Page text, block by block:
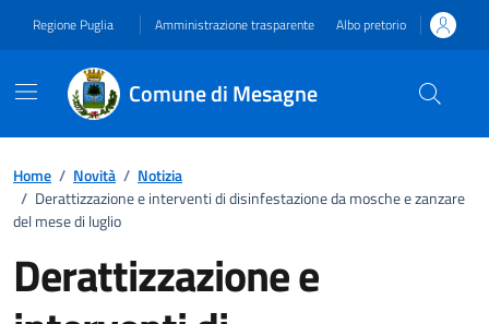
Regione Puglia Amministrazione trasparente Albo pretorio
Comune di Mesagne
Home / Novità / Notizia
/ Derattizzazione e interventi di disinfestazione da mosche e zanzare
del mese di luglio
Derattizzazione e